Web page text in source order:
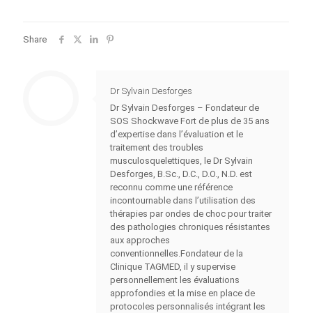
Share
Dr Sylvain Desforges
Dr Sylvain Desforges – Fondateur de
SOS Shockwave Fort de plus de 35 ans
d’expertise dans l’évaluation et le
traitement des troubles
musculosquelettiques, le Dr Sylvain
Desforges, B.Sc., D.C., D.O., N.D. est
reconnu comme une référence
incontournable dans l’utilisation des
thérapies par ondes de choc pour traiter
des pathologies chroniques résistantes
aux approches
conventionnelles.Fondateur de la
Clinique TAGMED, il y supervise
personnellement les évaluations
approfondies et la mise en place de
protocoles personnalisés intégrant les